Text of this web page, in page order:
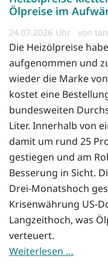
Ölpreise im
24.07.2026 von
Die Heizölpreise
aufgenommen und
wieder die Marke
kostet eine
bundesweiten
Liter. Innerhalb von
damit um rund 25
gestiegen und am
Besserung in Sicht.
Drei-Monatshoch
Krisenwährung US-
Langzeithoch, was
verteuert.
Weiterlesen …